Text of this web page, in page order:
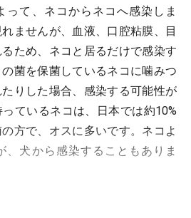
って、ネコからネコへ感染しま
ませんが、血液、口腔粘膜、目
ため、ネコと居るだけで感染す
菌を保菌しているネコに噛みつ
りした場合、感染する可能性が
ているネコは、日本では約10%
方で、オスに多いです。ネコよ
、犬から感染することもありま